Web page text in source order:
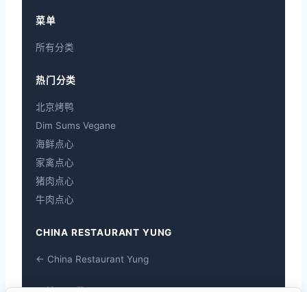
菜单
所有分类
热门分类
北京烤鸭
Dim Sums Vegane
海鲜点心
家禽点心
猪肉点心
牛肉点心
CHINA RESTAURANT YUNG
← China Restaurant Yung